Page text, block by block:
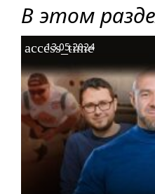
В этом
access_time
13.05.2024